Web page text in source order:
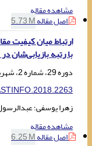
مشاهده مقاله
اصل مقاله5.73 M
ارتباط میان کیفیت
با رتبه‌ بازیابی‌شان
دوره 29، شماره 2، شهریور 1397، صفحه
زهرا یوسفی؛
مشاهده مقاله
اصل مقاله6.25 M